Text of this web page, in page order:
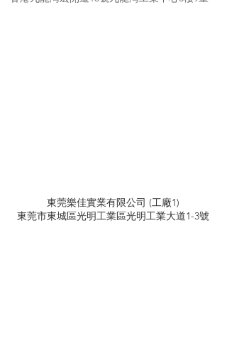
東莞樂佳實業有限公司 (工廠1)
東莞市東城區光明工業區光明工業大道1-3號